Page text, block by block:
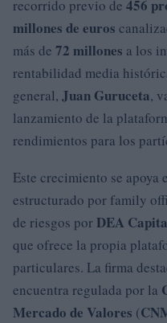
recorrido previo de 456
millones de euros
más de 72 millones a los
rentabilidad media
general, Juan Guruceta,
lanzamiento de la
rendimientos para los
Este crecimiento se
estructurado por family
de riesgos porDEA
que ofrece la propia
particulares. La firma
encuentra regulada por la
Mercado de Valores (